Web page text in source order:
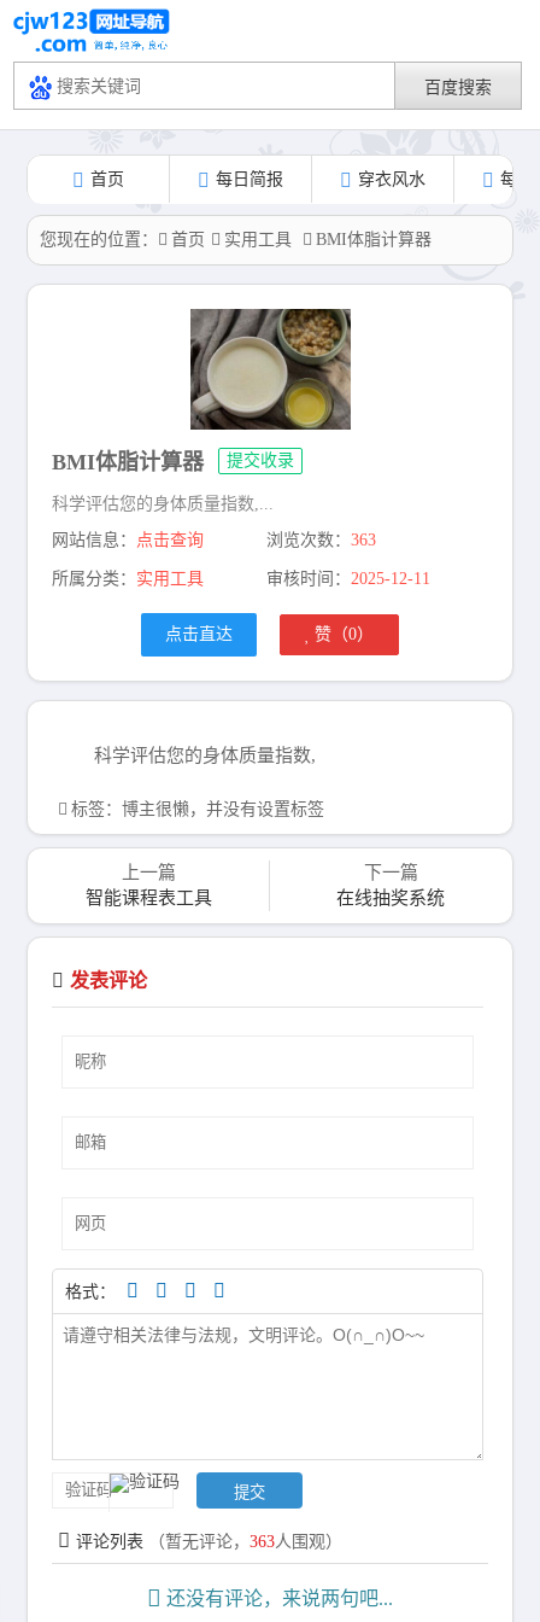
首页 每日简报 穿衣风水 每日
您现在的位置： 首页 实用工具 BMI体脂计算器
BMI体脂计算器 提交收录
科学评估您的身体质量指数,...
网站信息： 点击查询 浏览次数： 363
所属分类： 实用工具 审核时间： 2025-12-11
点击直达 赞（0）
科学评估您的身体质量指数,
标签：博主很懒，并没有设置标签
上一篇
智能课程表工具
下一篇
在线抽奖系统
发表评论
格式：
评论列表 （暂无评论，363人围观）
还没有评论，来说两句吧...